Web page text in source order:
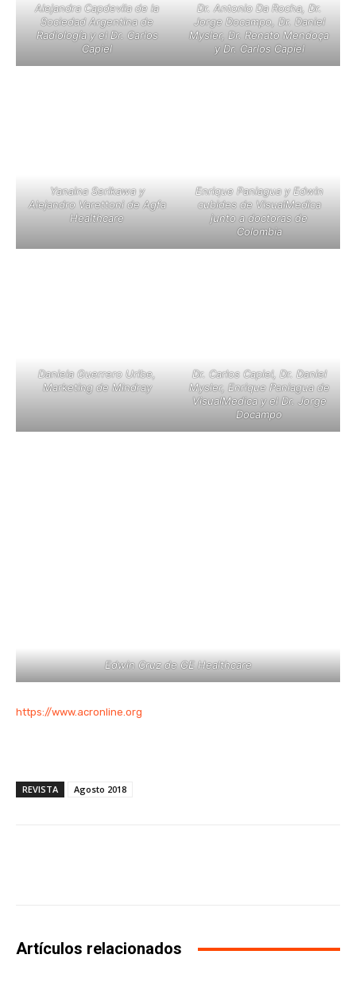
Alejandra Capdevila de la
Sociedad Argentina de
Radiología y el Dr. Carlos
Capiel
Dr. Antonio Da Rocha, Dr.
Jorge Docampo, Dr. Daniel
Mysler, Dr. Renato Mendoça
y Dr. Carlos Capiel
Yanaina Serikawa y
Alejandro Varettoni de Agfa
Healthcare
Enrique Paniagua y Edwin
cubides de VisualMedica
junto a doctoras de
Colombia
Daniela Guerrero Uribe,
Marketing de Mindray
Dr. Carlos Capiel, Dr. Daniel
Mysler, Enrique Paniagua de
VisualMedica y el Dr. Jorge
Docampo
Edwin Cruz de GE Healthcare
https://www.acronline.org
REVISTA Agosto 2018
Artículos relacionados